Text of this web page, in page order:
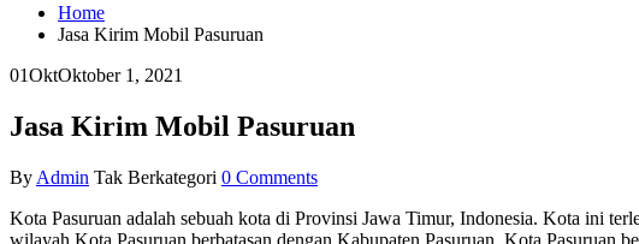
Home
Jasa Kirim Mobil Pasuruan
01OktOktober 1, 2021
Jasa Kirim Mobil Pasuruan
By Admin Tak Berkategori 0 Comments
Kota Pasuruan adalah sebuah kota di Provinsi Jawa Timur, Indonesia. Kota ini
wilayah Kota Pasuruan berbatasan dengan Kabupaten Pasuruan. Kota Pasuruan